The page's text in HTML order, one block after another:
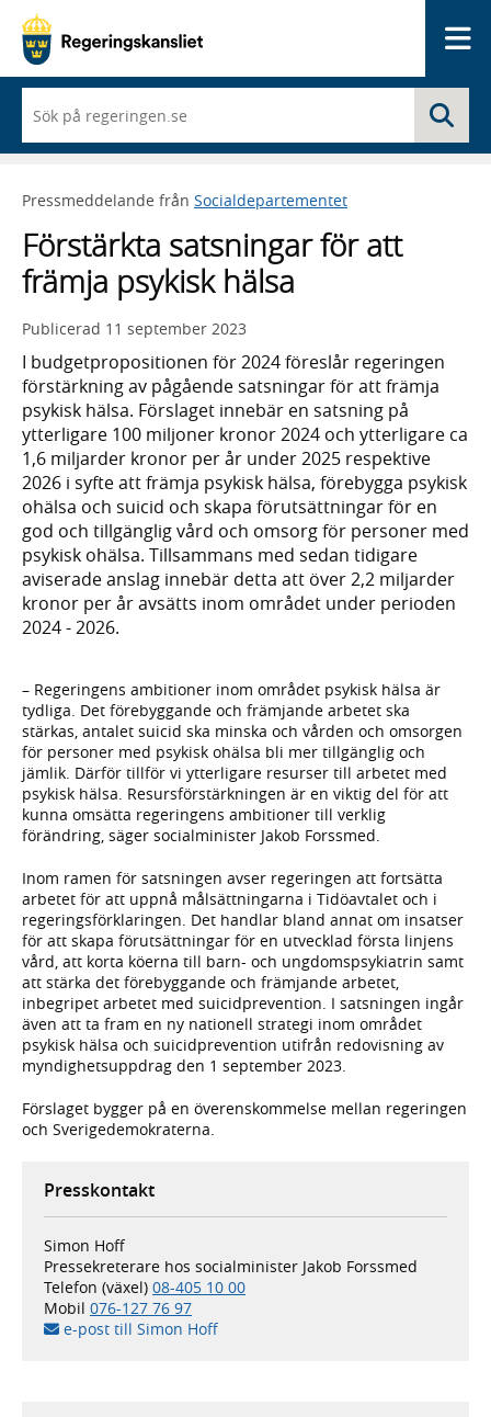
du
börjar
skriva
framträder
lista
med
sökförslag
Pressmeddelande från Socialdepartementet
Förstärkta satsningar för att
främja psykisk hälsa
Publicerad 11 september 2023
I budgetpropositionen för 2024 föreslår regeringen
förstärkning av pågående satsningar för att främja
psykisk hälsa. Förslaget innebär en satsning på
ytterligare 100 miljoner kronor 2024 och ytterligare ca
1,6 miljarder kronor per år under 2025 respektive
2026 i syfte att främja psykisk hälsa, förebygga psykisk
ohälsa och suicid och skapa förutsättningar för en
god och tillgänglig vård och omsorg för personer med
psykisk ohälsa. Tillsammans med sedan tidigare
aviserade anslag innebär detta att över 2,2 miljarder
kronor per år avsätts inom området under perioden
2024 - 2026.
– Regeringens ambitioner inom området psykisk hälsa är
tydliga. Det förebyggande och främjande arbetet ska
stärkas, antalet suicid ska minska och vården och omsorgen
för personer med psykisk ohälsa bli mer tillgänglig och
jämlik. Därför tillför vi ytterligare resurser till arbetet med
psykisk hälsa. Resursförstärkningen är en viktig del för att
kunna omsätta regeringens ambitioner till verklig
förändring, säger social­minister Jakob Forssmed.
Inom ramen för satsningen avser regeringen att fortsätta
arbetet för att uppnå målsättningarna i Tidöavtalet och i
regeringsförklaringen. Det handlar bland annat om insatser
för att skapa förutsättningar för en utvecklad första linjens
vård, att korta köerna till barn- och ungdoms­psykiatrin samt
att stärka det förebyggande och främjande arbetet,
inbegripet arbetet med suicidprevention. I satsningen ingår
även att ta fram en ny nationell strategi inom området
psykisk hälsa och suicid­prevention utifrån redovisning av
myndighetsuppdrag den 1 september 2023.
Förslaget bygger på en överenskommelse mellan regeringen
och Sverigedemokraterna.
Presskontakt
Simon Hoff
Pressekreterare hos socialminister Jakob Forssmed
Telefon (växel) 08-405 10 00
Mobil 076-127 76 97
e-post till Simon Hoff